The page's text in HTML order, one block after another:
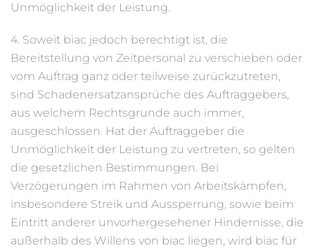
Unmöglichkeit der Leistung.
4. Soweit biac jedoch berechtigt ist, die
Bereitstellung von Zeitpersonal zu verschieben oder
vom Auftrag ganz oder teilweise zurückzutreten,
sind Schadenersatzansprüche des Auftraggebers,
aus welchem Rechtsgrunde auch immer,
ausgeschlossen. Hat der Auftraggeber die
Unmöglichkeit der Leistung zu vertreten, so gelten
die gesetzlichen Bestimmungen. Bei
Verzögerungen im Rahmen von Arbeitskämpfen,
insbesondere Streik und Aussperrung, sowie beim
Eintritt anderer unvorhergesehener Hindernisse, die
außerhalb des Willens von biac liegen, wird biac für